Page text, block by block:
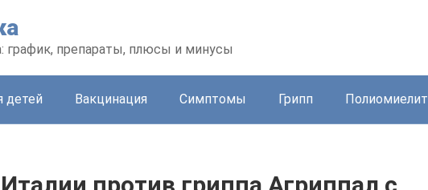
график, препараты, плюсы и минусы
детей Вакцинация Симптомы Грипп Полиомиелит